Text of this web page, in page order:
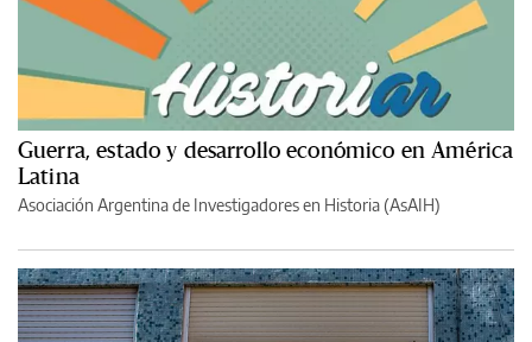
Guerra, estado y desarrollo económico en América
Latina
Asociación Argentina de Investigadores en Historia (AsAIH)